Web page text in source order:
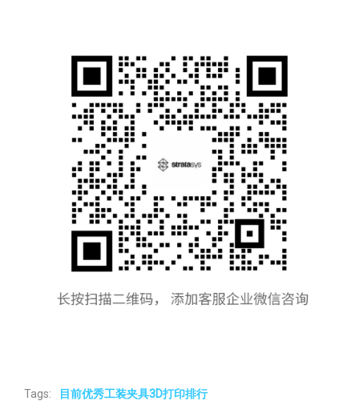
Tags: 目前优秀工装夹具3D打印排行